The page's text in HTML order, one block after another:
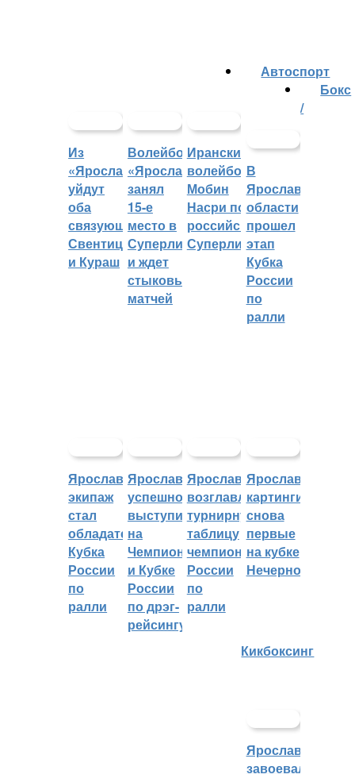
Из
«Ярославича»
уйдут
оба
связующих:
Свентицкис
и Кураш
Волейбольный
«Ярославич»
занял
15-е
место в
Суперлиге
и ждет
стыковых
матчей
Иранский
волейболист
Мобин
Насри покинет
российскую
Суперлигу
Автоспорт
В
Ярославской
области
прошел
этап
Кубка
России
по
ралли
Ярославский
экипаж
стал
обладателем
Кубка
России
по
ралли
Ярославцы
успешно
выступили
на
Чемпионате
и Кубке
России
по дрэг-
рейсингу
Ярославцы
возглавляют
турнирную
таблицу
чемпионата
России
по
ралли
Ярославские
картингисты
снова
первые
на кубке
Нечерноземья
Бокс
/
Кикбоксинг
Ярославцы
завоевали